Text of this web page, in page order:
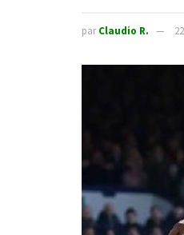
par Claudio R.